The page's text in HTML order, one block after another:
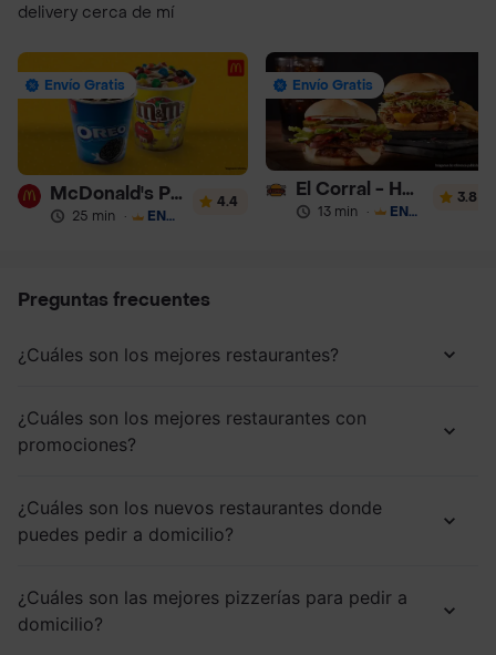
delivery cerca de mí
Envío Gratis
McDonald's Postres
25 min · ENVÍO GRATIS
4.4
Envío Gratis
El Corral - Hamburguesa
13 min · ENVÍO GRATIS
3.8
Preguntas frecuentes
¿Cuáles son los mejores restaurantes?
¿Cuáles son los mejores restaurantes con
promociones?
¿Cuáles son los nuevos restaurantes donde
puedes pedir a domicilio?
¿Cuáles son las mejores pizzerías para pedir a
domicilio?